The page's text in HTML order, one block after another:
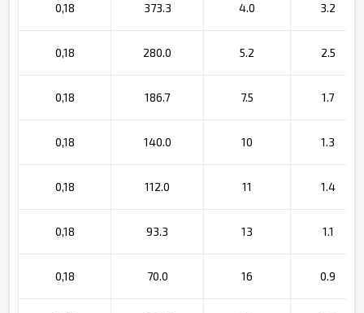
0,18 373.3 4.0 3.2
0,18 280.0 5.2 2.5
0,18 186.7 7.5 1.7
0,18 140.0 10 1.3
0,18 112.0 11 1.4
0,18 93.3 13 1.1
0,18 70.0 16 0.9